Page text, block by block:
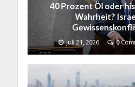
40 Prozent Öl oder
Wahrheit?
Juli 21, 2026 0